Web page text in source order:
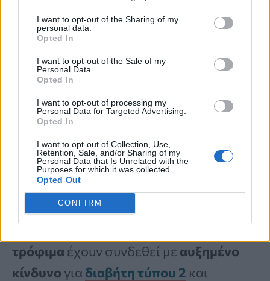
I want to opt-out of the Sharing of my
personal data.
Opted In
I want to opt-out of the Sale of my
Personal Data.
Opted In
I want to opt-out of processing my
Personal Data for Targeted Advertising.
Opted In
I want to opt-out of Collection, Use,
Retention, Sale, and/or Sharing of my
Personal Data that Is Unrelated with the
Purposes for which it was collected.
Opted Out
CONFIRM
Τα υπερ-επεξεργασμένα τρόφιμα είναι
συνήθως πλούσια σε θερμίδες, αλάτι,
ζάχαρη και
υγειονομικές υπηρεσίες προειδοποιούν
ότι η υπερβολική κατανάλωση αυτών
των τροφών μπορεί να επηρεάσει
αρνητικάτηνυγεία σας.
Η έκθεση έδειξε ότι διατροφές
τρόφιμα έχουν συνδεθεί με αυξημένο
κίνδυνο για διαβήτη τύπου 2 και